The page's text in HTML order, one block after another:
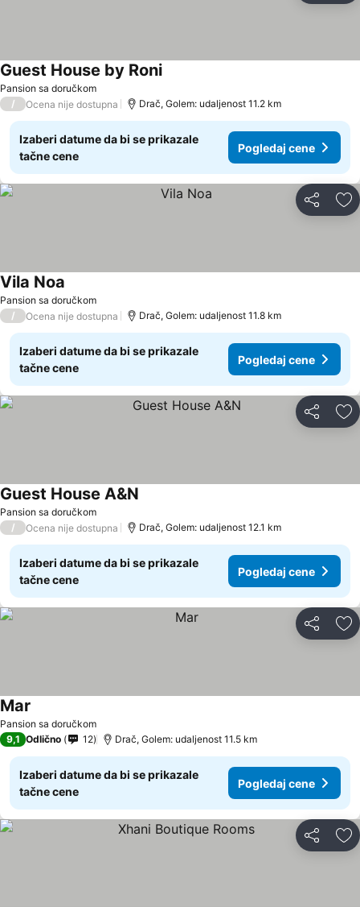
Pansion sa doručkom
Guest House by Roni
/ Ocena nije dostupna Drač, Golem: udaljenost 11.2 km
Izaberi datume da bi se prikazale
tačne cene
Pogledaj cene
Deli
Pansion sa doručkom
Vila Noa
/ Ocena nije dostupna Drač, Golem: udaljenost 11.8 km
Izaberi datume da bi se prikazale
tačne cene
Pogledaj cene
Deli
Pansion sa doručkom
Guest House A&N
/ Ocena nije dostupna Drač, Golem: udaljenost 12.1 km
Izaberi datume da bi se prikazale
tačne cene
Pogledaj cene
Deli
Pansion sa doručkom
Mar
9,1 Odlično 12 Drač, Golem: udaljenost 11.5 km
Izaberi datume da bi se prikazale
tačne cene
Pogledaj cene
Deli